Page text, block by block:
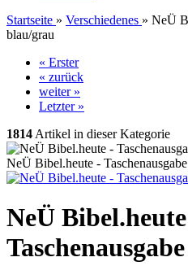
Startseite » Verschiedenes » NeÜ
blau/grau
« Erster
« zurück
weiter »
Letzter »
1814 Artikel in dieser Kategorie
NeÜ Bibel.heute -
NeÜ